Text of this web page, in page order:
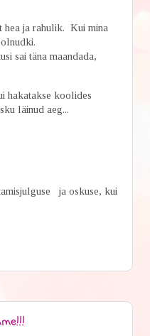
hea ja rahulik. Kui mina
sai täna maandada,
hakatakse koolides
läinud aeg...
ja oskuse, kui